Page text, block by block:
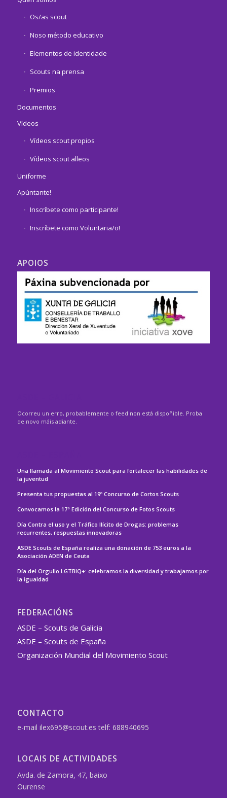
Os/as scout
Noso método educativo
Elementos de identidade
Scouts na prensa
Premios
Documentos
Vídeos
Vídeos scout propios
Vídeos scout alleos
Uniforme
Apúntante!
Inscríbete como participante!
Inscríbete como Voluntaria/o!
APOIOS
Ocorreu un erro, probablemente o feed non está dispoñible. Proba
de novo máis adiante.
Una llamada al Movimiento Scout para fortalecer las habilidades de
la juventud
Presenta tus propuestas al 19º Concurso de Cortos Scouts
Convocamos la 17ª Edición del Concurso de Fotos Scouts
Día Contra el uso y el Tráfico Ilícito de Drogas: problemas
recurrentes, respuestas innovadoras
ASDE Scouts de España realiza una donación de 753 euros a la
Asociación ADEN de Ceuta
Día del Orgullo LGTBIQ+: celebramos la diversidad y trabajamos por
la igualdad
FEDERACIÓNS
ASDE – Scouts de Galicia
ASDE – Scouts de España
Organización Mundial del Movimiento Scout
CONTACTO
e-mail ilex695@scout.es telf: 688940695
LOCAIS DE ACTIVIDADES
Avda. de Zamora, 47, baixo
Ourense